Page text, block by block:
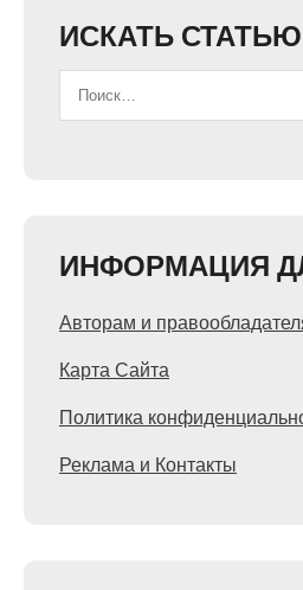
ИСКАТЬ СТАТЬЮ
ИНФОРМАЦИЯ
Авторам и
Карта Сайта
Политика
Реклама и Контакты